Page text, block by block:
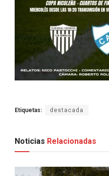
Etiquetas: destacada
Noticias Relacionadas